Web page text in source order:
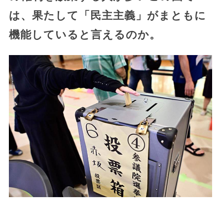
は、果たして「民主主義」がまともに
機能していると言えるのか。